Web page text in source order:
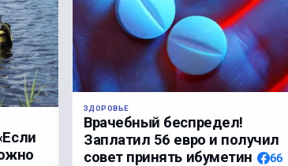
ЗДОРОВЬЕ
Врачебный беспредел!
Заплатил 56 евро и получил
совет принять ибуметин
66